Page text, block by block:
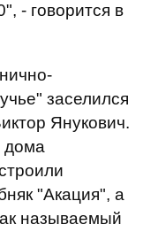
- говорится в
заселился
Янукович.
дома
"Акация", а
называемый